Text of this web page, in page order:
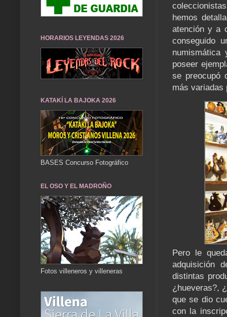
hemos
atención y a
conseguido
poseer
se preocupó
más variadas
Pero le
adquisición
distintas
¿hueveras?,
que se dio
con la
HORARIOS LEYENDAS 2026
KATAKÍ LA BAJOKA 2026
BASES Concurso Fotográfico
EL OSO Y EL MADROÑO
Fotos villeneros y villeneras